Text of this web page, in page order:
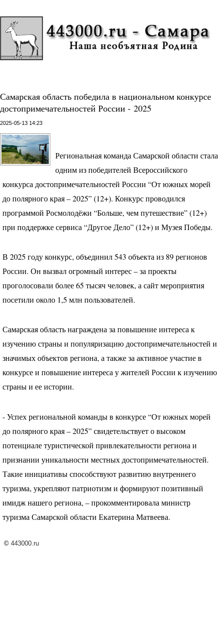
Самарская область победила в национальном конкурсе
достопримечательностей России - 2025
2025-05-13 14:23
Региональная команда Самарской области стала
одним из победителей Всероссийского
конкурса достопримечательностей России “От южных морей
до полярного края – 2025” (12+). Конкурс проводился
программой Росмолодёжи “Больше, чем путешествие” (12+)
при поддержке сервиса “Другое Дело” (12+) и Музея Победы.
В 2025 году конкурс, объединил 543 объекта из 89 регионов
России. Он вызвал огромный интерес – за проекты
проголосовали более 65 тысяч человек, а сайт мероприятия
посетили около 1,5 млн пользователей.
Самарская область награждена за повышение интереса к
изучению страны и популяризацию достопримечательностей и
значимых объектов региона, а также за активное участие в
конкурсе и повышение интереса у жителей России к изучению
страны и ее истории.
- Успех региональной команды в конкурсе “От южных морей
до полярного края – 2025” свидетельствует о высоком
потенциале туристической привлекательности региона и
признании уникальности местных достопримечательностей.
Такие инициативы способствуют развитию внутреннего
туризма, укрепляют патриотизм и формируют позитивный
имидж нашего региона, – прокомментировала министр
туризма Самарской области Екатерина Матвеева.
© 443000.ru